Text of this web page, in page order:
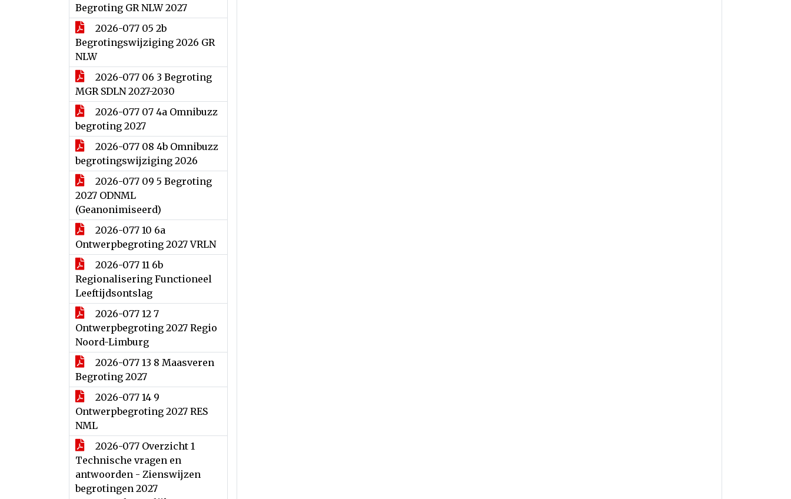
Begroting GR NLW 2027
2026-077 05 2b
Begrotingswijziging 2026 GR
NLW
2026-077 06 3 Begroting
MGR SDLN 2027-2030
2026-077 07 4a Omnibuzz
begroting 2027
2026-077 08 4b Omnibuzz
begrotingswijziging 2026
2026-077 09 5 Begroting
2027 ODNML
(Geanonimiseerd)
2026-077 10 6a
Ontwerpbegroting 2027 VRLN
2026-077 11 6b
Regionalisering Functioneel
Leeftijdsontslag
2026-077 12 7
Ontwerpbegroting 2027 Regio
Noord-Limburg
2026-077 13 8 Maasveren
Begroting 2027
2026-077 14 9
Ontwerpbegroting 2027 RES
NML
2026-077 Overzicht 1
Technische vragen en
antwoorden - Zienswijzen
begrotingen 2027